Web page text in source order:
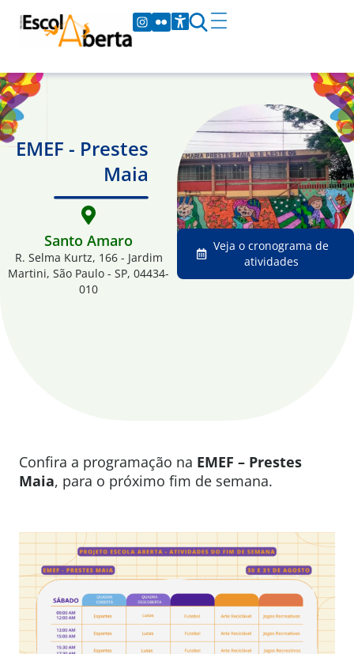
EMEF - Prestes
Maia
Santo Amaro
R. Selma Kurtz, 166 - Jardim
Martini, São Paulo - SP, 04434-
010
Veja o cronograma de
atividades
Confira a programação na EMEF – Prestes
Maia, para o próximo fim de semana.